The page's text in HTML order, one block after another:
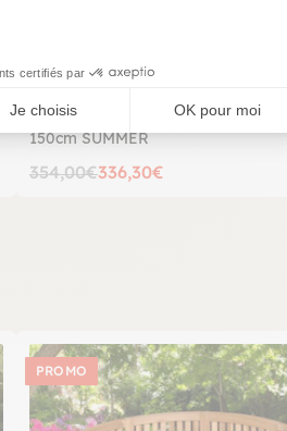
certifiés par
Je choisis OK pour moi
Banc de jardin en Teck brut massif
150cm SUMMER
354,00€336,30€
PROMO